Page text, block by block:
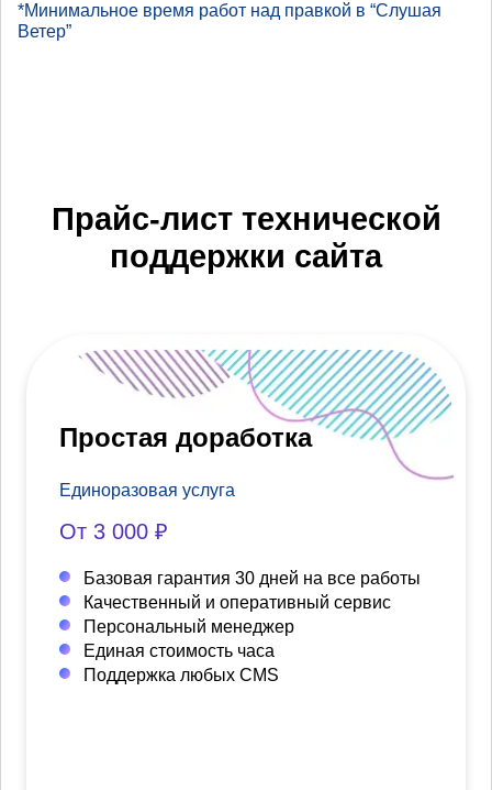
*Минимальное время работ над правкой в “Слушая
Ветер”
Прайс-лист технической
поддержки сайта
Простая доработка
Единоразовая услуга
От 3 000 ₽
Базовая гарантия 30 дней на все работы
Качественный и оперативный сервис
Персональный менеджер
Единая стоимость часа
Поддержка любых CMS